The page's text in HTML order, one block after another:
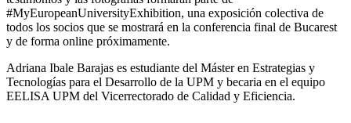
#MyEuropeanUniversityExhibition, una exposición colectiva de
todos los socios que se mostrará en la conferencia final de Bucarest
y de forma online próximamente.
Adriana Ibale Barajas es estudiante del Máster en Estrategias y
Tecnologías para el Desarrollo de la UPM y becaria en el equipo
EELISA UPM del Vicerrectorado de Calidad y Eficiencia.